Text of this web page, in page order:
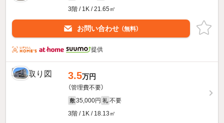
3階 / 1K / 21.65㎡
お問い合わせ （無料）
提供
3.5万円
（管理費不要）
敷 35,000円 礼 不要
3階 / 1K / 18.13㎡